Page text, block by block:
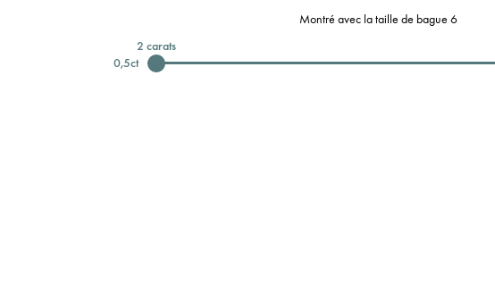
Montré avec la taille de bague 6
0,5ct
2 carats